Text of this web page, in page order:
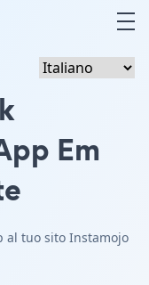
Em
al tuo sito Instamojo